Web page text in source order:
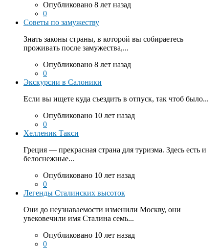
Опубликовано 8 лет назад
0
Советы по замужеству
Знать законы страны, в которой вы собираетесь
проживать после замужества,...
Опубликовано 8 лет назад
0
Экскурсии в Салоники
Если вы ищете куда съездить в отпуск, так чтоб было...
Опубликовано 10 лет назад
0
Хелленик Такси
Греция — прекрасная страна для туризма. Здесь есть и
белоснежные...
Опубликовано 10 лет назад
0
Легенды Сталинских высоток
Они до неузнаваемости изменили Москву, они
увековечили имя Сталина семь...
Опубликовано 10 лет назад
0